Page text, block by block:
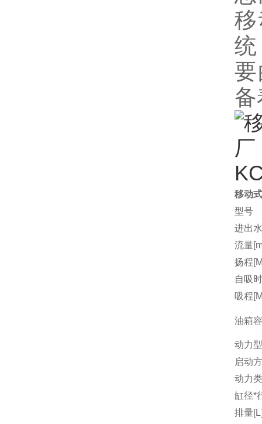
移动
型号
进出
流量
扬程
自吸
吸程
油箱
动力
启动
动力
缸径*
排量